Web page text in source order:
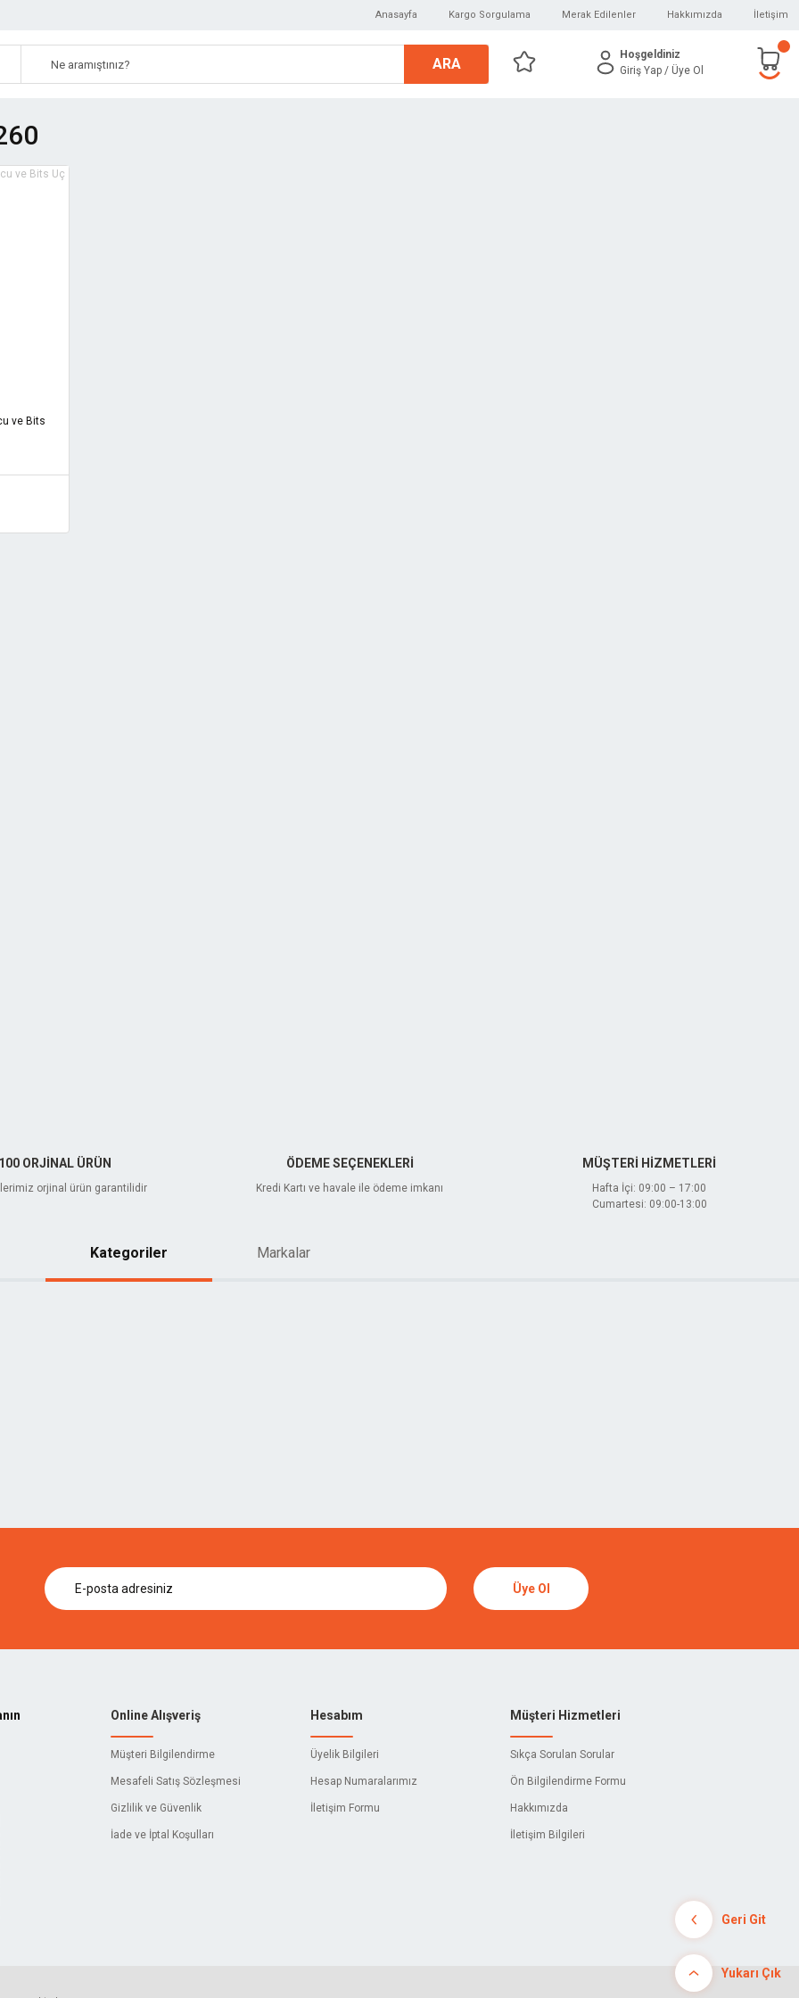
Anasayfa Kargo Sorgulama Merak Edilenler Hakkımızda İletişim
ARA
Hoşgeldiniz
Giriş Yap / Üye Ol
ve Bits
ORJİNAL ÜRÜN
orjinal ürün garantilidir
ÖDEME SEÇENEKLERİ
Kredi Kartı ve havale ile ödeme imkanı
MÜŞTERİ HİZMETLERİ
Hafta İçi: 09:00 – 17:00
Cumartesi: 09:00-13:00
Kategoriler Markalar
Üye Ol
Online Alışveriş
Müşteri Bilgilendirme
Mesafeli Satış Sözleşmesi
Gizlilik ve Güvenlik
İade ve İptal Koşulları
Hesabım
Üyelik Bilgileri
Hesap Numaralarımız
İletişim Formu
Müşteri Hizmetleri
Sıkça Sorulan Sorular
Ön Bilgilendirme Formu
Hakkımızda
İletişim Bilgileri
Geri Git
Yukarı Çık